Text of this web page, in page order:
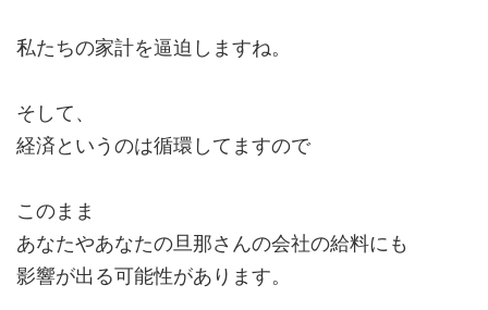
私たちの家計を逼迫しますね。
そして、
経済というのは循環してますので
このまま
あなたやあなたの旦那さんの会社の給料にも
影響が出る可能性があります。